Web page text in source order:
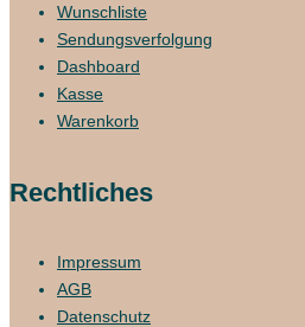
Wunschliste
Sendungsverfolgung
Dashboard
Kasse
Warenkorb
Rechtliches
Impressum
AGB
Datenschutz